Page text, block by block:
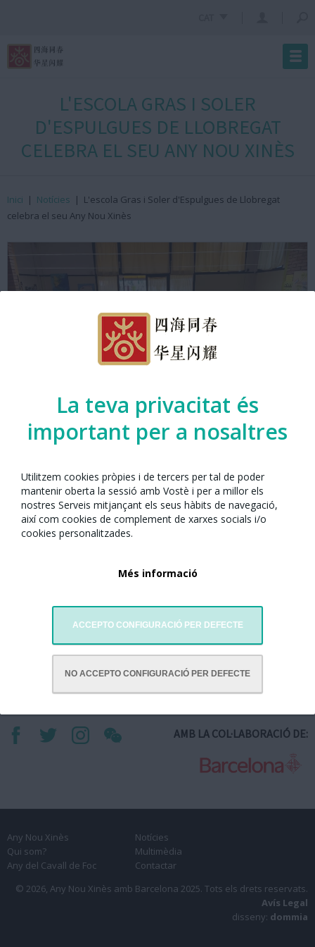
La teva privacitat és
important per a nosaltres
Utilitzem cookies pròpies i de tercers per tal de poder
mantenir oberta la sessió amb Vostè i per a millor els
nostres Serveis mitjançant els seus hàbits de navegació,
així com cookies de complement de xarxes socials i/o
cookies personalitzades.
Més informació
ACCEPTO CONFIGURACIÓ PER DEFECTE
NO ACCEPTO CONFIGURACIÓ PER DEFECTE
L'ESCOLA GRAS I SOLER
D'ESPULGUES DE LLOBREGAT
CELEBRA EL SEU ANY NOU XINÈS
Inici | Notícies | L'escola Gras i Soler d'Espulgues de Llobregat
celebra el seu Any Nou Xinès
4 de febrer de 2022
celebrat l'any nou xinès amb un taller de dansa del drac amb
Comentaris
AMB LA COL·LABORACIÓ DE:
Any Nou Xinès
Qui som?
Any del Cavall de Foc
Notícies
Multimèdia
Contactar
© 2026, Any Nou Xinès amb Barcelona 2025. Tots els drets reservats.
Avís Legal
disseny: dommia